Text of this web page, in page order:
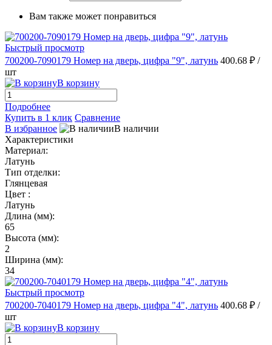
Вам также может понравиться
Быстрый просмотр
700200-7090179 Номер на дверь, цифра "9", латунь 400.68 ₽ /
шт
В корзину
Подробнее
Купить в 1 клик Сравнение
В избранное
В наличии
Характеристики
Материал:
Латунь
Тип отделки:
Глянцевая
Цвет :
Латунь
Длина (мм):
65
Высота (мм):
2
Ширина (мм):
34
Быстрый просмотр
700200-7040179 Номер на дверь, цифра "4", латунь 400.68 ₽ /
шт
В корзину